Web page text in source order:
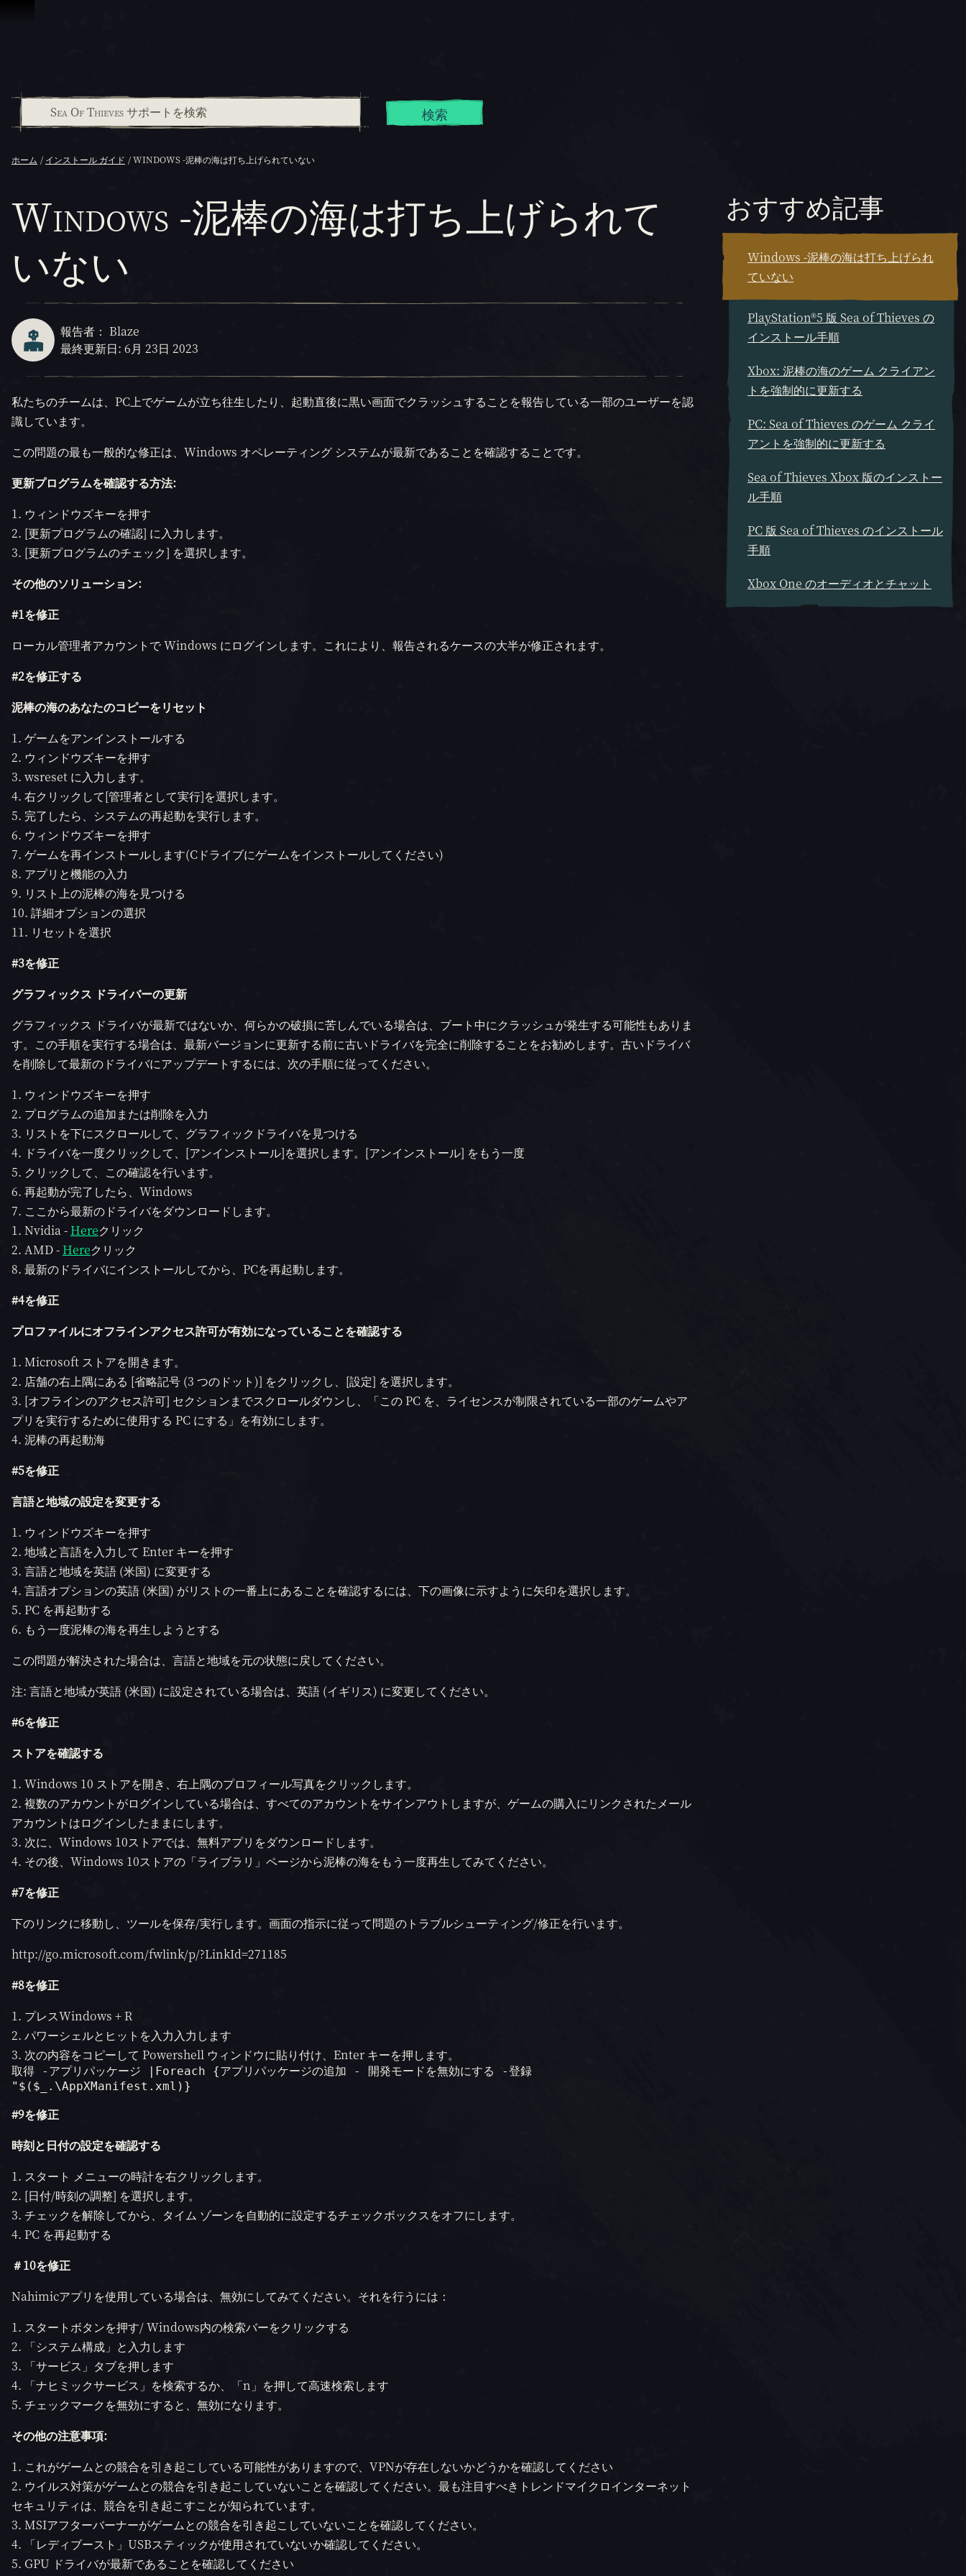
検索
ホーム インストール ガイド WINDOWS -泥棒の海は打ち上げられていない
Windows -泥棒の海は打ち上げられて
いない
報告者： Blaze
最終更新日: 6月 23日 2023
私たちのチームは、PC上でゲームが立ち往生したり、起動直後に黒い画面でクラッシュすることを報告している一部のユーザーを認
識しています。
この問題の最も一般的な修正は、Windows オペレーティング システムが最新であることを確認することです。
更新プログラムを確認する方法:
ウィンドウズキーを押す
[更新プログラムの確認] に入力します。
[更新プログラムのチェック] を選択します。
その他のソリューション:
#1を修正
ローカル管理者アカウントで Windows にログインします。これにより、報告されるケースの大半が修正されます。
#2を修正する
泥棒の海のあなたのコピーをリセット
ゲームをアンインストールする
ウィンドウズキーを押す
wsreset に入力します。
右クリックして[管理者として実行]を選択します。
完了したら、システムの再起動を実行します。
ウィンドウズキーを押す
ゲームを再インストールします(Cドライブにゲームをインストールしてください)
アプリと機能の入力
リスト上の泥棒の海を見つける
詳細オプションの選択
リセットを選択
#3を修正
グラフィックス ドライバーの更新
グラフィックス ドライバが最新ではないか、何らかの破損に苦しんでいる場合は、ブート中にクラッシュが発生する可能性もありま
す。この手順を実行する場合は、最新バージョンに更新する前に古いドライバを完全に削除することをお勧めします。古いドライバ
を削除して最新のドライバにアップデートするには、次の手順に従ってください。
ウィンドウズキーを押す
プログラムの追加または削除を入力
リストを下にスクロールして、グラフィックドライバを見つける
ドライバを一度クリックして、[アンインストール]を選択します。[アンインストール] をもう一度
クリックして、この確認を行います。
再起動が完了したら、Windows
ここから最新のドライバをダウンロードします。
Nvidia - Hereクリック
AMD - Hereクリック
最新のドライバにインストールしてから、PCを再起動します。
#4を修正
プロファイルにオフラインアクセス許可が有効になっていることを確認する
Microsoft ストアを開きます。
店舗の右上隅にある [省略記号 (3 つのドット)] をクリックし、[設定] を選択します。
[オフラインのアクセス許可] セクションまでスクロールダウンし、「この PC を、ライセンスが制限されている一部のゲームやア
プリを実行するために使用する PC にする」を有効にします。
泥棒の再起動海
#5を修正
言語と地域の設定を変更する
ウィンドウズキーを押す
地域と言語を入力して Enter キーを押す
言語と地域を英語 (米国) に変更する
言語オプションの英語 (米国) がリストの一番上にあることを確認するには、下の画像に示すように矢印を選択します。
PC を再起動する
もう一度泥棒の海を再生しようとする
この問題が解決された場合は、言語と地域を元の状態に戻してください。
注: 言語と地域が英語 (米国) に設定されている場合は、英語 (イギリス) に変更してください。
#6を修正
ストアを確認する
Windows 10 ストアを開き、右上隅のプロフィール写真をクリックします。
複数のアカウントがログインしている場合は、すべてのアカウントをサインアウトしますが、ゲームの購入にリンクされたメール
アカウントはログインしたままにします。
次に、Windows 10ストアでは、無料アプリをダウンロードします。
その後、Windows 10ストアの「ライブラリ」ページから泥棒の海をもう一度再生してみてください。
#7を修正
下のリンクに移動し、ツールを保存/実行します。画面の指示に従って問題のトラブルシューティング/修正を行います。
http://go.microsoft.com/fwlink/p/?LinkId=271185
#8を修正
プレスWindows + R
パワーシェルとヒットを入力入力します
次の内容をコピーして Powershell ウィンドウに貼り付け、Enter キーを押します。
取得 -アプリパッケージ |Foreach {アプリパッケージの追加 - 開発モードを無効にする -登録
"$($_.\AppXManifest.xml)}
#9を修正
時刻と日付の設定を確認する
スタート メニューの時計を右クリックします。
[日付/時刻の調整] を選択します。
チェックを解除してから、タイム ゾーンを自動的に設定するチェックボックスをオフにします。
PC を再起動する
＃10を修正
Nahimicアプリを使用している場合は、無効にしてみてください。それを行うには：
スタートボタンを押す/ Windows内の検索バーをクリックする
「システム構成」と入力します
「サービス」タブを押します
「ナヒミックサービス」を検索するか、「n」を押して高速検索します
チェックマークを無効にすると、無効になります。
その他の注意事項:
これがゲームとの競合を引き起こしている可能性がありますので、VPNが存在しないかどうかを確認してください
ウイルス対策がゲームとの競合を引き起こしていないことを確認してください。最も注目すべきトレンドマイクロインターネット
セキュリティは、競合を引き起こすことが知られています。
MSIアフターバーナーがゲームとの競合を引き起こしていないことを確認してください。
「レディブースト」USBスティックが使用されていないか確認してください。
GPU ドライバが最新であることを確認してください
おすすめ記事
Windows -泥棒の海は打ち上げられ
ていない
PlayStation®5 版 Sea of Thieves の
インストール手順
Xbox: 泥棒の海のゲーム クライアン
トを強制的に更新する
PC: Sea of Thieves のゲーム クライ
アントを強制的に更新する
Sea of Thieves Xbox 版のインストー
ル手順
PC 版 Sea of Thieves のインストール
手順
Xbox One のオーディオとチャット